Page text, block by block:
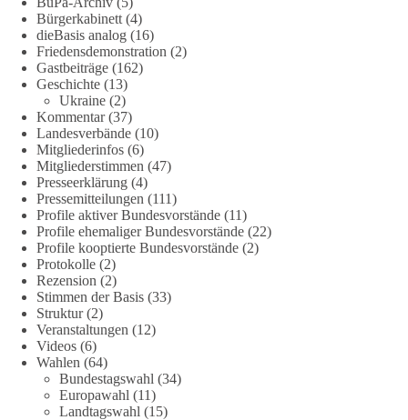
#dieBasis #natur #grundrechte
7 8
DieBasis
2 Tage(n) zuvor
Jetzt dieBasis Sachsen-Anhalt unterstützen!
Die Landtagswahl 2026 in Sachsen-Anhalt findet am 6.
September statt. Die Inhalte stehen – jetzt müssen sie gesehen,
geteilt und diskutiert werden.
Folge unseren Kanälen:
Facebook:
https://www.facebook.com/groups/diebasissachsenanhalt/
Instragram:
https://www.instagram.com/die_basis_sachsen_anhalt/
Tiktok: https://www.tiktok.com/@diebasis_sachsenanhalt
Bürgerkabinett (4)
dieBasis analog (16)
Friedensdemonstration (2)
Gastbeiträge (162)
Geschichte (13)
Ukraine (2)
Kommentar(37)
Landesverbände (10)
Mitgliederinfos (6)
Mitgliederstimmen (47)
Presseerklärung (4)
Pressemitteilungen (111)
Profile aktiver Bundesvorstände (11)
Profile ehemaliger Bundesvorstände (22)
Profile kooptierte Bundesvorstände (2)
Protokolle (2)
Rezension (2)
Stimmen der Basis (33)
Struktur(2)
Veranstaltungen (12)
Videos (6)
Wahlen (64)
Bundestagswahl (34)
Europawahl (11)
Landtagswahl (15)